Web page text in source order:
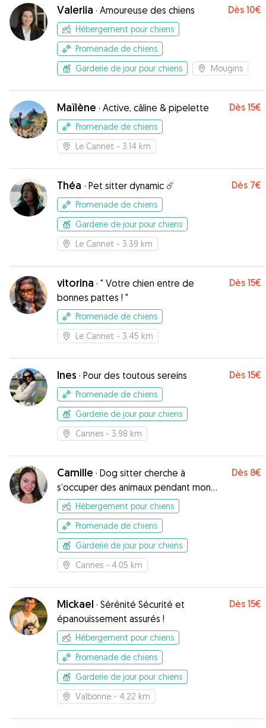
Valeriia · Amoureuse des chiens Dès 10€
Hébergement pour chiens
Promenade de chiens
Garderie de jour pour chiens
Mougins
Maïlène · Active, câline & pipelette Dès 15€
Promenade de chiens
Le Cannet - 3.14 km
Théa · Pet sitter dynamic ☄️ Dès 7€
Promenade de chiens
Garderie de jour pour chiens
Le Cannet - 3.39 km
vitorina · " Votre chien entre de
bonnes pattes ! "
Dès 15€
Promenade de chiens
Le Cannet - 3.45 km
Ines · Pour des toutous sereins Dès 15€
Promenade de chiens
Garderie de jour pour chiens
Cannes - 3.98 km
Camille · Dog sitter cherche à
s’occuper des animaux pendant mon
temps libre
Dès 8€
Hébergement pour chiens
Promenade de chiens
Garderie de jour pour chiens
Cannes - 4.05 km
Mickael · Sérénité Sécurité et
épanouissement assurés !
Dès 15€
Hébergement pour chiens
Promenade de chiens
Garderie de jour pour chiens
Valbonne - 4.22 km